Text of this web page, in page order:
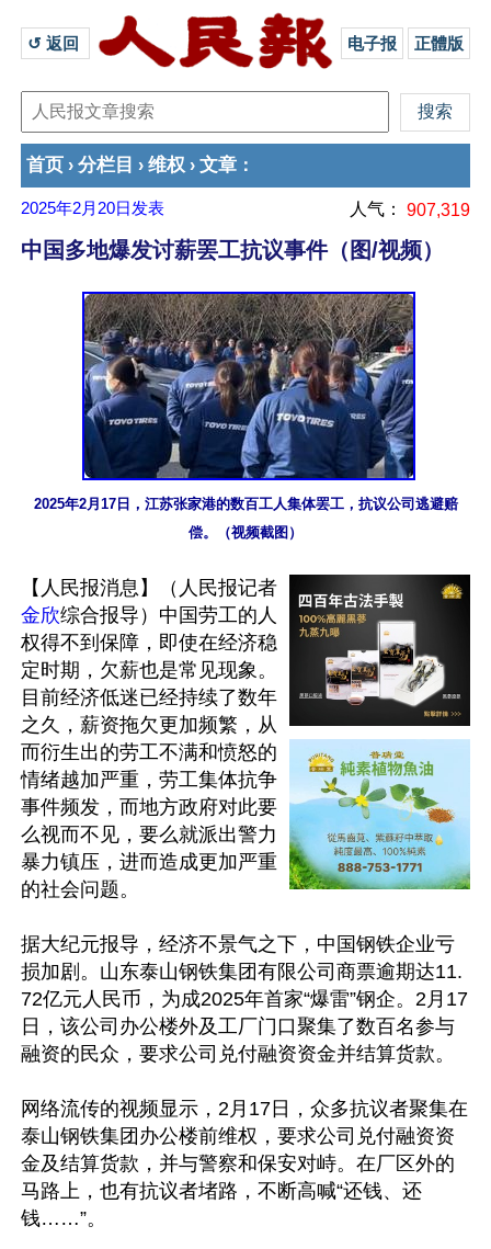
↺ 返回 电子报 正體版
首页 › 分栏目 › 维权 › 文章 ：
2025年2月20日 发表 人气： 907,319
中国多地爆发讨薪罢工抗议事件（图/视频）
2025年2月17日，江苏张家港的数百工人集体罢工，抗议公司逃避赔
偿。（视频截图）
【人民报消息】（人民报记者
金欣综合报导）中国劳工的人
权得不到保障，即使在经济稳
定时期，欠薪也是常见现象。
目前经济低迷已经持续了数年
之久，薪资拖欠更加频繁，从
而衍生出的劳工不满和愤怒的
情绪越加严重，劳工集体抗争
事件频发，而地方政府对此要
么视而不见，要么就派出警力
暴力镇压，进而造成更加严重
的社会问题。
据大纪元报导，经济不景气之下，中国钢铁企业亏
损加剧。山东泰山钢铁集团有限公司商票逾期达11.
72亿元人民币，为成2025年首家“爆雷”钢企。2月17
日，该公司办公楼外及工厂门口聚集了数百名参与
融资的民众，要求公司兑付融资资金并结算货款。
网络流传的视频显示，2月17日，众多抗议者聚集在
泰山钢铁集团办公楼前维权，要求公司兑付融资资
金及结算货款，并与警察和保安对峙。在厂区外的
马路上，也有抗议者堵路，不断高喊“还钱、还
钱……”。